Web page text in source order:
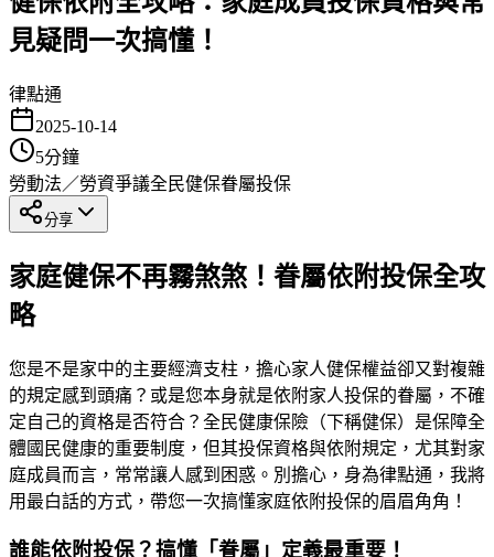
見疑問一次搞懂！
律點通
2025-10-14
5分鐘
勞動法／勞資爭議全民健保眷屬投保
分享
家庭健保不再霧煞煞！眷屬依附投保全攻
略
您是不是家中的主要經濟支柱，擔心家人健保權益卻又對複雜
的規定感到頭痛？或是您本身就是依附家人投保的眷屬，不確
定自己的資格是否符合？全民健康保險（下稱健保）是保障全
體國民健康的重要制度，但其投保資格與依附規定，尤其對家
庭成員而言，常常讓人感到困惑。別擔心，身為律點通，我將
用最白話的方式，帶您一次搞懂家庭依附投保的眉眉角角！
誰能依附投保？搞懂「眷屬」定義最重要！